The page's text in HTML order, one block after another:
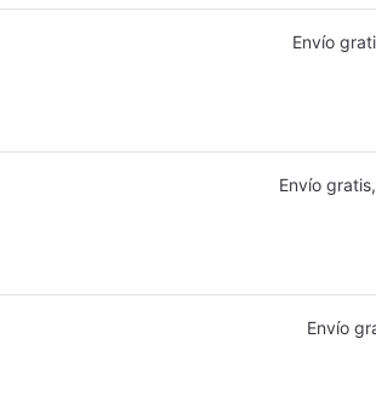
Envío
Envío gratis,
Envío